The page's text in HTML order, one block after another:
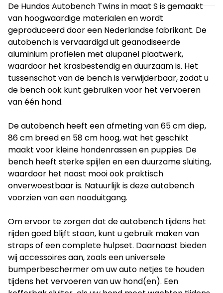
De Hundos Autobench Twins in maat S is gemaakt
van hoogwaardige materialen en wordt
geproduceerd door een Nederlandse fabrikant. De
autobench is vervaardigd uit geanodiseerde
aluminium profielen met alupanel plaatwerk,
waardoor het krasbestendig en duurzaam is. Het
tussenschot van de bench is verwijderbaar, zodat u
de bench ook kunt gebruiken voor het vervoeren
van één hond.
De autobench heeft een afmeting van 65 cm diep,
86 cm breed en 58 cm hoog, wat het geschikt
maakt voor kleine hondenrassen en puppies. De
bench heeft sterke spijlen en een duurzame sluiting,
waardoor het naast mooi ook praktisch
onverwoestbaar is. Natuurlijk is deze autobench
voorzien van een nooduitgang.
Om ervoor te zorgen dat de autobench tijdens het
rijden goed blijft staan, kunt u gebruik maken van
strapsof eencomplete hulpset. Daarnaast bieden
wij accessoires aan, zoals een universele
bumperbeschermerom uw auto netjes te houden
tijdens het vervoeren van uw hond(en). Een